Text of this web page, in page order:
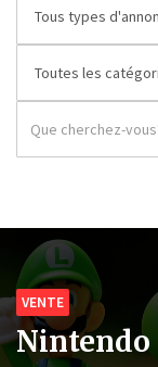
VENTE
Nintendo